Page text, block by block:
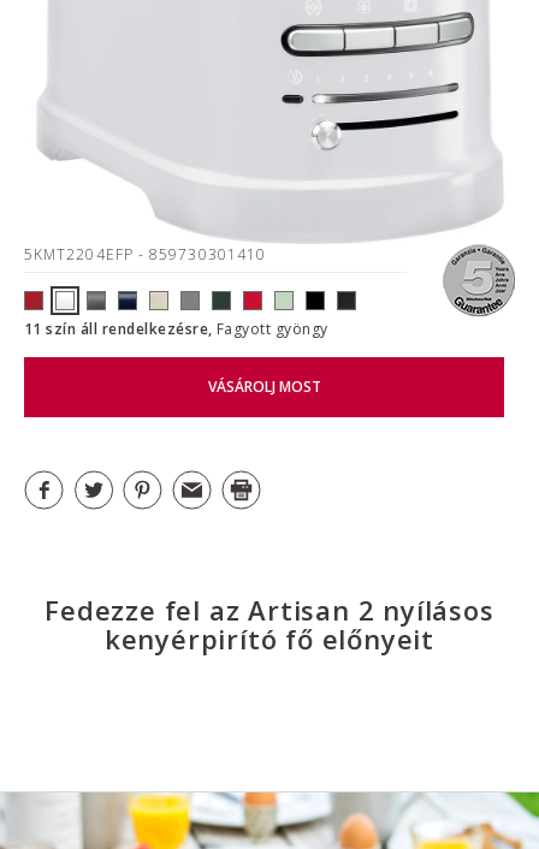
5KMT2204EFP - 859730301410
11 szín áll rendelkezésre, Fagyott gyöngy
VÁSÁROLJ MOST
Fedezze fel az Artisan 2 nyílásos
kenyérpirító fő előnyeit